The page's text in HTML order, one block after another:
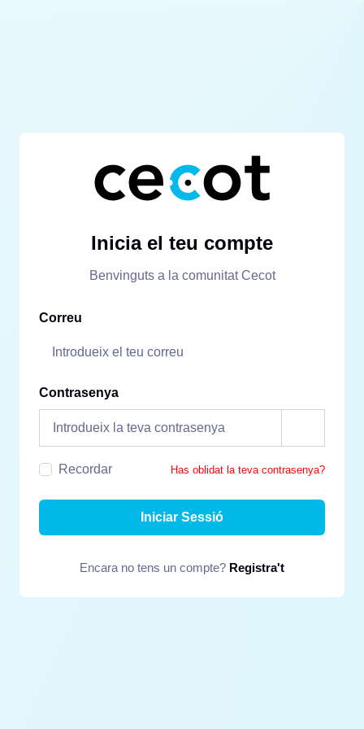
Inicia el teu compte
Benvinguts a la comunitat Cecot
Correu
Contrasenya
Recordar Has oblidat la teva contrasenya?
Iniciar Sessió
Encara no tens un compte? Registra't